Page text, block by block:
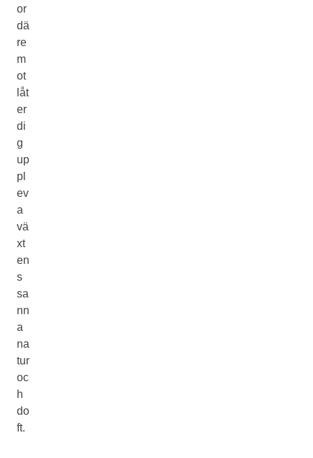
or
dä
re
m
ot
låt
er
di
g
up
pl
ev
a
vä
xt
en
s
sa
nn
a
na
tur
oc
h
do
ft.